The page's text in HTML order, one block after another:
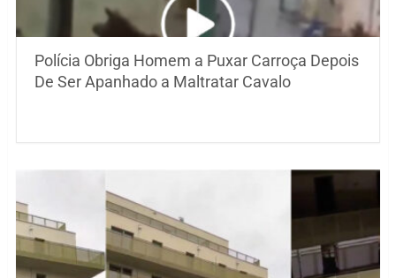
Polícia Obriga Homem a Puxar Carroça Depois
De Ser Apanhado a Maltratar Cavalo